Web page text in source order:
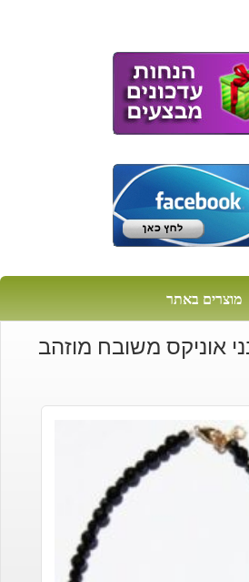
מוצרים באתר
אוניקס משובח מוזהב